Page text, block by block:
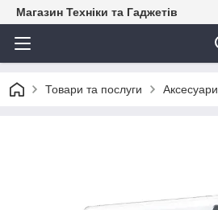
Магазин Техніки та Гаджетів
Товари та послуги Аксесуари